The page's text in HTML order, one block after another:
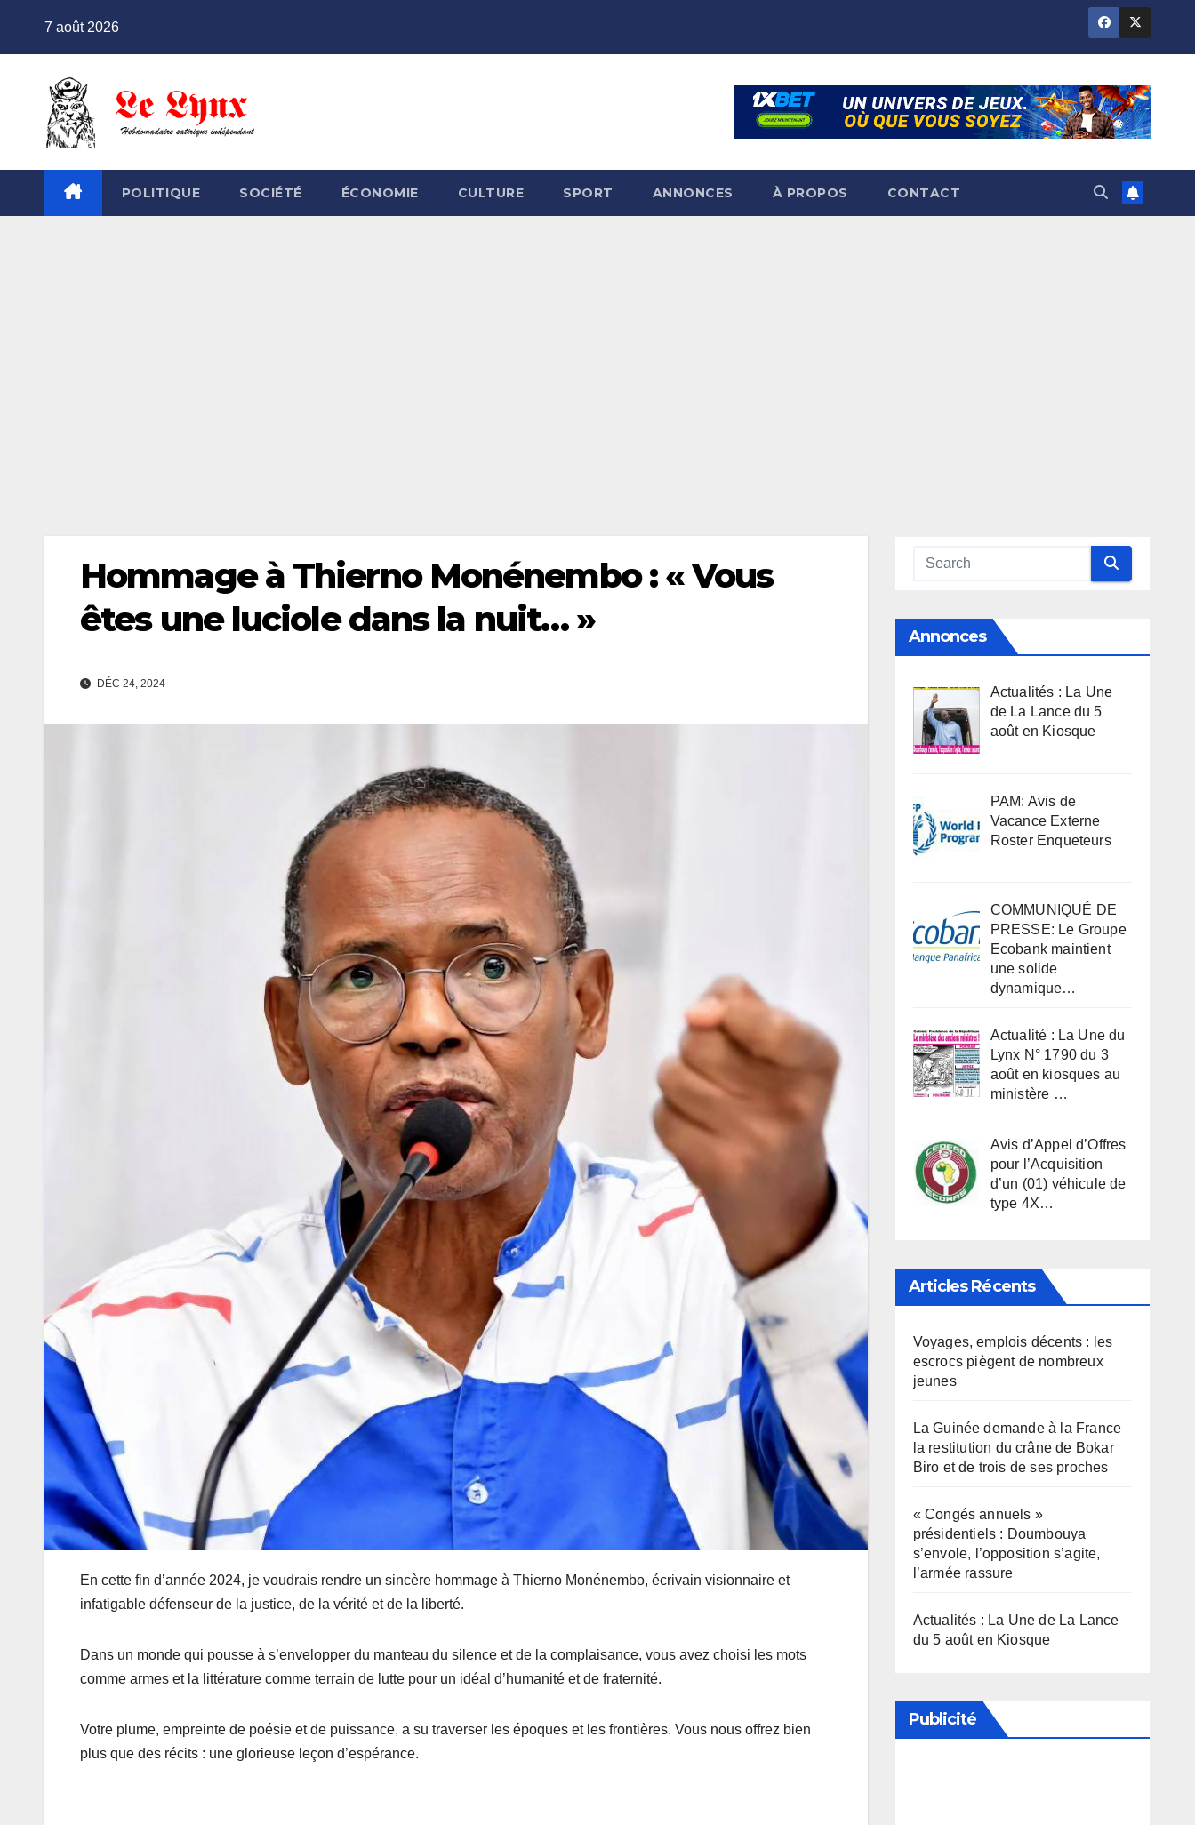
7 août 2026
POLITIQUE SOCIÉTÉ ÉCONOMIE CULTURE SPORT ANNONCES À PROPOS CONTACT
Hommage à Thierno Monénembo : « Vous
êtes une luciole dans la nuit… »
DÉC 24, 2024
En cette fin d’année 2024, je voudrais rendre un sincère hommage à Thierno Monénembo, écrivain visionnaire et
infatigable défenseur de la justice, de la vérité et de la liberté.
Dans un monde qui pousse à s’envelopper du manteau du silence et de la complaisance, vous avez choisi les mots
comme armes et la littérature comme terrain de lutte pour un idéal d’humanité et de fraternité.
Votre plume, empreinte de poésie et de puissance, a su traverser les époques et les frontières. Vous nous offrez bien
plus que des récits : une glorieuse leçon d’espérance.
Annonces
Actualités : La Une
de La Lance du 5
août en Kiosque
PAM: Avis de
Vacance Externe
Roster Enqueteurs
COMMUNIQUÉ DE
PRESSE: Le Groupe
Ecobank maintient
une solide
dynamique…
Actualité : La Une du
Lynx N° 1790 du 3
août en kiosques au
ministère …
Avis d’Appel d’Offres
pour l’Acquisition
d’un (01) véhicule de
type 4X…
Articles Récents
Voyages, emplois décents : les
escrocs piègent de nombreux
jeunes
La Guinée demande à la France
la restitution du crâne de Bokar
Biro et de trois de ses proches
« Congés annuels »
présidentiels : Doumbouya
s’envole, l’opposition s’agite,
l’armée rassure
Actualités : La Une de La Lance
du 5 août en Kiosque
Publicité